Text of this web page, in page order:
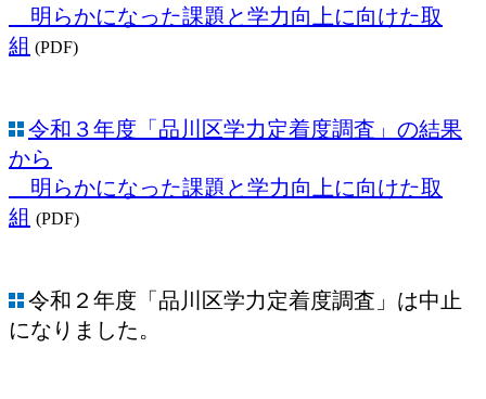
明らかになった課題と学力向上に向けた取
組 (PDF)
令和３年度「品川区学力定着度調査」の結果
から
明らかになった課題と学力向上に向けた取
組 (PDF)
令和２年度「品川区学力定着度調査」は中止
になりました。